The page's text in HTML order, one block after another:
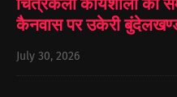
कैनवास पर उकेरी
July 30, 2026